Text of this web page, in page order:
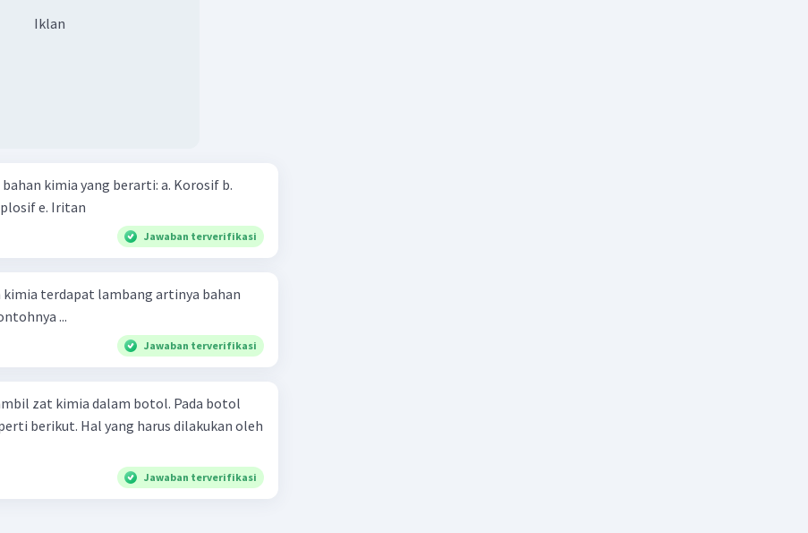
Iklan
yang berarti: a. Korosif b.
Beracun c. Radioaktif d. Eksplosif e. Iritan
Jawaban terverifikasi
lambang artinya bahan
...
Jawaban terverifikasi
zat kimia dalam botol. Pada botol
dilakukan oleh
Jawaban terverifikasi